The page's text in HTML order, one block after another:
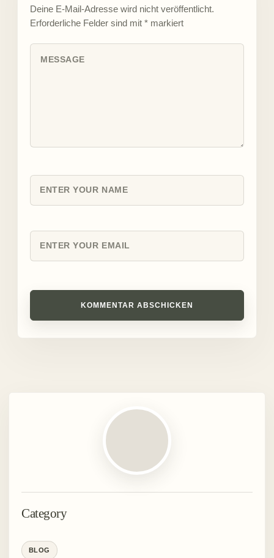
Deine E-Mail-Adresse wird nicht veröffentlicht.
Erforderliche Felder sind mit * markiert
KOMMENTAR ABSCHICKEN
Category
BLOG